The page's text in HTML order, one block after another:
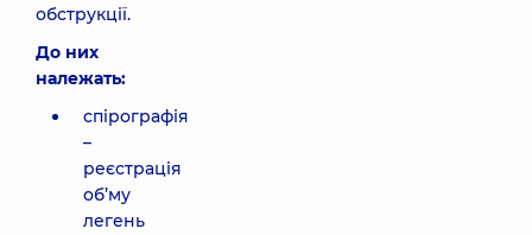
обструкції.
До них
належать:
спірографія
–
реєстрація
об’му
легень